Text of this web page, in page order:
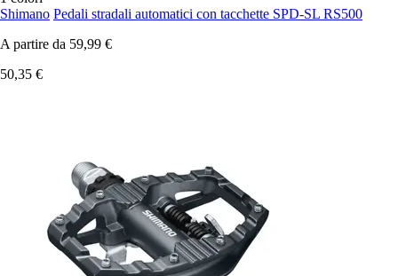
Shimano Pedali stradali automatici con tacchette SPD-SL RS500
A partire da 59,99 €
50,35 €